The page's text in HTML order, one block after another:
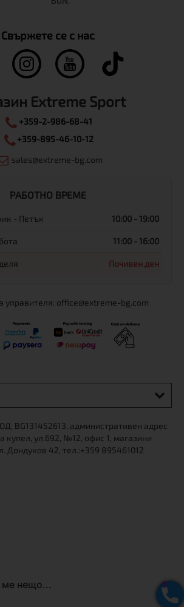
условия
Свържете се с нас
Extreme Sport
+359-2-986-68-41
+359-895-46-10-12
sales@extreme-bg.com
РАБОТНО ВРЕМЕ
- Петък 10:00 - 19:00
11:00 - 16:00
Почивен ден
управителя: office@extreme-bg.com
BG131452613, административен адрес
купел, ул.692, №12, офис 1, магазини
Дондуков 42, тел.:+359 895461012